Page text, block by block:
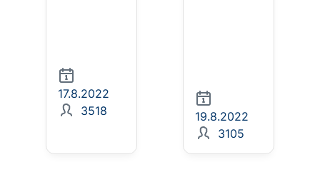
17.8.2022
3518
19.8.2022
3105